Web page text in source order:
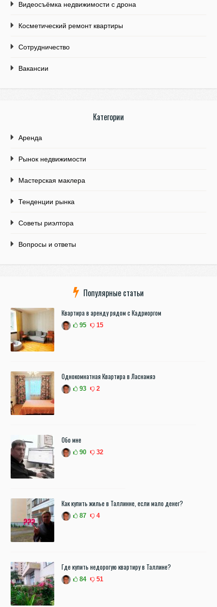
Видеосъёмка недвижимости с дрона
Косметический ремонт квартиры
Сотрудничество
Вакансии
Категории
Аренда
Рынок недвижимости
Мастерская маклера
Тенденции рынка
Советы риэлтора
Вопросы и ответы
Популярные статьи
Квартира в аренду рядом с Кадриоргом
95 15
Однокомнатная Квартира в Ласнамяэ
93 2
Обо мне
90 32
Как купить жилье в Таллинне, если мало денег?
87 4
Где купить недорогую квартиру в Таллине?
84 51